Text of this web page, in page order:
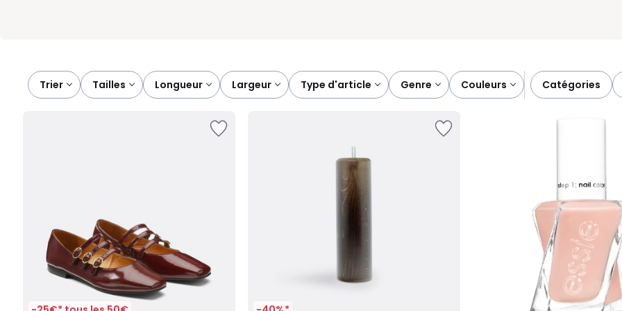
Trier
tailles longueur largeur type d'article genre couleurs catégories